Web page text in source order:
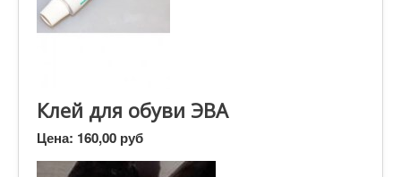
Клей для обуви ЭВА
Цена: 160,00 руб